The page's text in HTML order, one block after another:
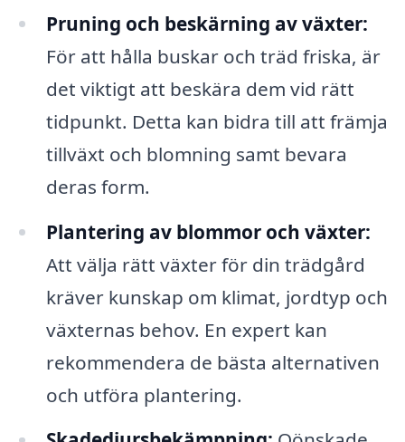
Pruning och beskärning av växter:
För att hålla buskar och träd friska, är
det viktigt att beskära dem vid rätt
tidpunkt. Detta kan bidra till att främja
tillväxt och blomning samt bevara
deras form.
Plantering av blommor och växter:
Att välja rätt växter för din trädgård
kräver kunskap om klimat, jordtyp och
växternas behov. En expert kan
rekommendera de bästa alternativen
och utföra plantering.